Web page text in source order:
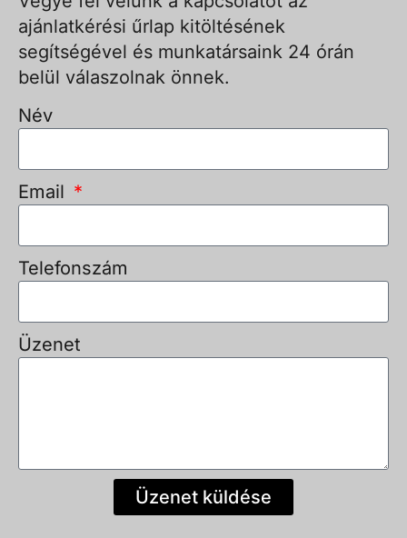
ajánlatkérési űrlap kitöltésének
segítségével és munkatársaink 24 órán
belül válaszolnak önnek.
Név
Email
Telefonszám
Üzenet
Üzenet küldése